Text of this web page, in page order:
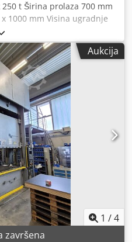
250 t Širina prolaza 700 mm
1000 mm Visina ugradnje
Ukupna potrebna snaga
površina cca 4,2 x 2,1
je u dobrom stanju,
pod naponom kod
OPIS: - Svjetlosna
povrat klipa - Ograničenje
visine - Potpuna
Aukcija
1 /4
završena